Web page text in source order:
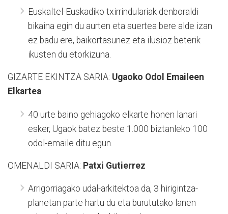
Euskaltel-Euskadiko txirrindulariak denboraldi
bikaina egin du aurten eta suertea bere alde izan
ez badu ere, baikortasunez eta ilusioz beterik
ikusten du etorkizuna.
GIZARTE EKINTZA SARIA: Ugaoko Odol Emaileen
Elkartea
40 urte baino gehiagoko elkarte honen lanari
esker, Ugaok batez beste 1.000 biztanleko 100
odol-emaile ditu egun.
OMENALDI SARIA: Patxi Gutierrez
Arrigorriagako udal-arkitektoa da, 3 hirigintza-
planetan parte hartu du eta burututako lanen